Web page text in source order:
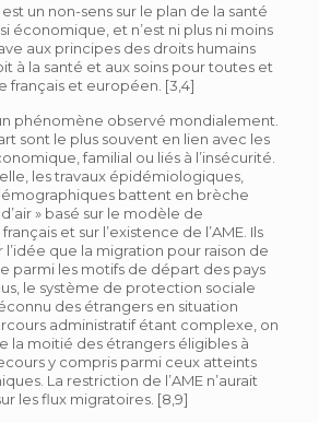
un non-sens sur le plan de la santé
économique, et n’est ni plus ni moins
aux principes des droits humains
à la santé et aux soins pour toutes et
français et européen. [3,4]
phénomène observé mondialement.
sont le plus souvent en lien avec les
familial ou liés à l’insécurité.
les travaux épidémiologiques,
battent en brèche
» basé sur le modèle de
et sur l’existence de l’AME. Ils
que la migration pour raison de
parmi les motifs de départ des pays
le système de protection sociale
des étrangers en situation
administratif étant complexe, on
la moitié des étrangers éligibles à
y compris parmi ceux atteints
La restriction de l’AME n’aurait
les flux migratoires. [8,9]